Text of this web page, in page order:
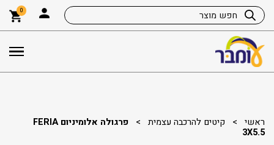
0
ראשי > קיטים להרכבה עצמית >
פרגולה אלומיניום FERIA
3X5.5